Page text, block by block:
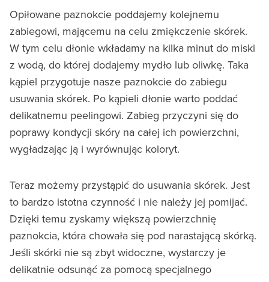
Opiłowane paznokcie poddajemy kolejnemu
zabiegowi, mającemu na celu zmiękczenie skórek.
W tym celu dłonie wkładamy na kilka minut do miski
z wodą, do której dodajemy mydło lub oliwkę. Taka
kąpiel przygotuje nasze paznokcie do zabiegu
usuwania skórek. Po kąpieli dłonie warto poddać
delikatnemu peelingowi. Zabieg przyczyni się do
poprawy kondycji skóry na całej ich powierzchni,
wygładzając ją i wyrównując koloryt.
Teraz możemy przystąpić do usuwania skórek. Jest
to bardzo istotna czynność i nie należy jej pomijać.
Dzięki temu zyskamy większą powierzchnię
paznokcia, która chowała się pod narastającą skórką.
Jeśli skórki nie są zbyt widoczne, wystarczy je
delikatnie odsunąć za pomocą specjalnego